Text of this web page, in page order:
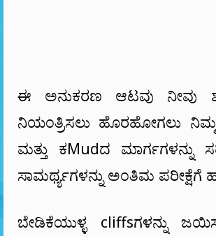
ಈ ಅನುಕರಣ ಆಟವು ನೀವು
ನಿಯಂತ್ರಿಸಲು ಹೊರಹೋಗಲು
ಮತ್ತು ಕMudದ ಮಾರ್ಗಗಳನ್ನು
ಸಾಮರ್ಥ್ಯಗಳನ್ನು ಅಂತಿಮ ಪರೀಕ್ಷೆಗೆ
ಬೇಡಿಕೆಯುಳ್ಳ cliffsಗಳನ್ನು